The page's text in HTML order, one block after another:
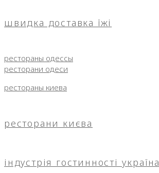
швидка доставка їжі
рестораны одессы
ресторани одеси
рестораны киева
ресторани києва
індустрія гостинності україна